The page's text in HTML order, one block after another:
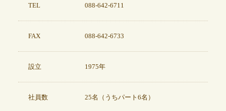
TEL 088-642-6711
FAX 088-642-6733
設立 1975年
社員数 25名（うちパート6名）